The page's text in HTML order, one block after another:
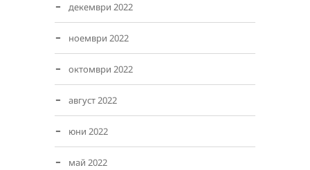
декември 2022
ноември 2022
октомври 2022
август 2022
юни 2022
май 2022